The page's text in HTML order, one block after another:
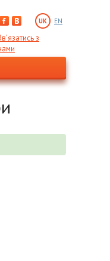
з
UK EN